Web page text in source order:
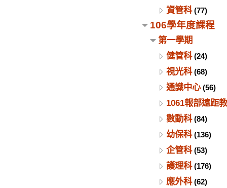
資管科(77)
106學年度課程
第一學期
健管科(24)
視光科(68)
通識中心(56)
1061報部遠距
數動科(84)
幼保科(136)
企管科(53)
護理科(176)
應外科(62)